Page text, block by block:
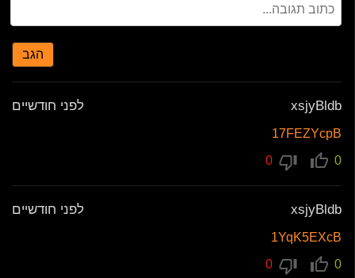
הגב
xsjyBldb לפני חודשיים
17FEZYcpB
0
xsjyBldb לפני חודשיים
1YqK5EXcB
0